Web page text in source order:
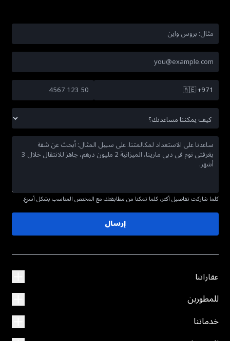
🇦🇪+971
كلما شاركت تفاصيل أكثر، كلما تمكنا من مطابقتك مع المختص المناسب بشكل أسرع.
إرسال
عقاراتنا
للمطورين
خدماتنا